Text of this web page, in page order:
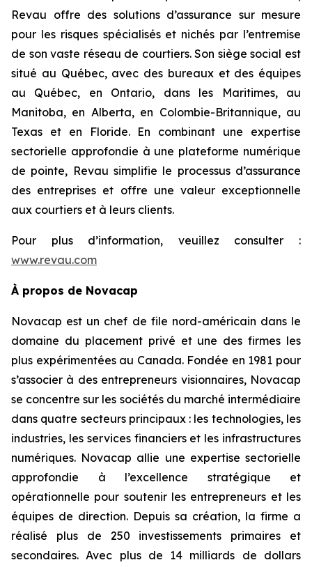
Revau offre des solutions d’assurance sur mesure
pour les risques spécialisés et nichés par l’entremise
de son vaste réseau de courtiers. Son siège social est
situé au Québec, avec des bureaux et des équipes
au Québec, en Ontario, dans les Maritimes, au
Manitoba, en Alberta, en Colombie-Britannique, au
Texas et en Floride. En combinant une expertise
sectorielle approfondie à une plateforme numérique
de pointe, Revau simplifie le processus d’assurance
des entreprises et offre une valeur exceptionnelle
aux courtiers et à leurs clients.
Pour plus d’information, veuillez consulter :
www.revau.com
À propos de Novacap
Novacap est un chef de file nord-américain dans le
domaine du placement privé et une des firmes les
plus expérimentées au Canada. Fondée en 1981 pour
s’associer à des entrepreneurs visionnaires, Novacap
se concentre sur les sociétés du marché intermédiaire
dans quatre secteurs principaux : les technologies, les
industries, les services financiers et les infrastructures
numériques. Novacap allie une expertise sectorielle
approfondie à l’excellence stratégique et
opérationnelle pour soutenir les entrepreneurs et les
équipes de direction. Depuis sa création, la firme a
réalisé plus de 250 investissements primaires et
secondaires. Avec plus de 14 milliards de dollars